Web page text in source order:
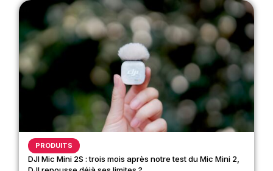
PRODUITS
DJI Mic Mini 2S : trois mois après notre test du Mic Mini 2,